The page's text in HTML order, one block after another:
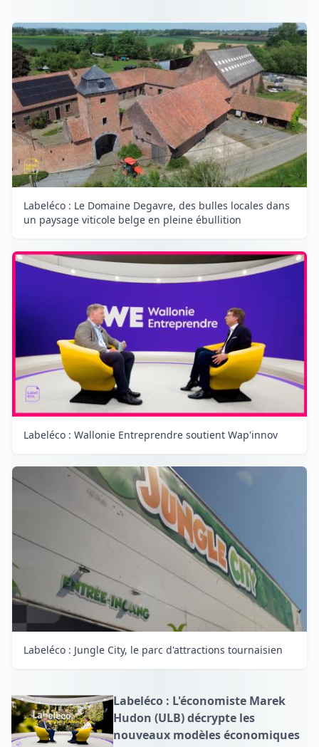
Labeléco : Le Domaine Degavre, des bulles locales dans
un paysage viticole belge en pleine ébullition
Labeléco : Wallonie Entreprendre soutient Wap'innov
Labeléco : Jungle City, le parc d'attractions tournaisien
Labeléco : L'économiste Marek
Hudon (ULB) décrypte les
nouveaux modèles économiques